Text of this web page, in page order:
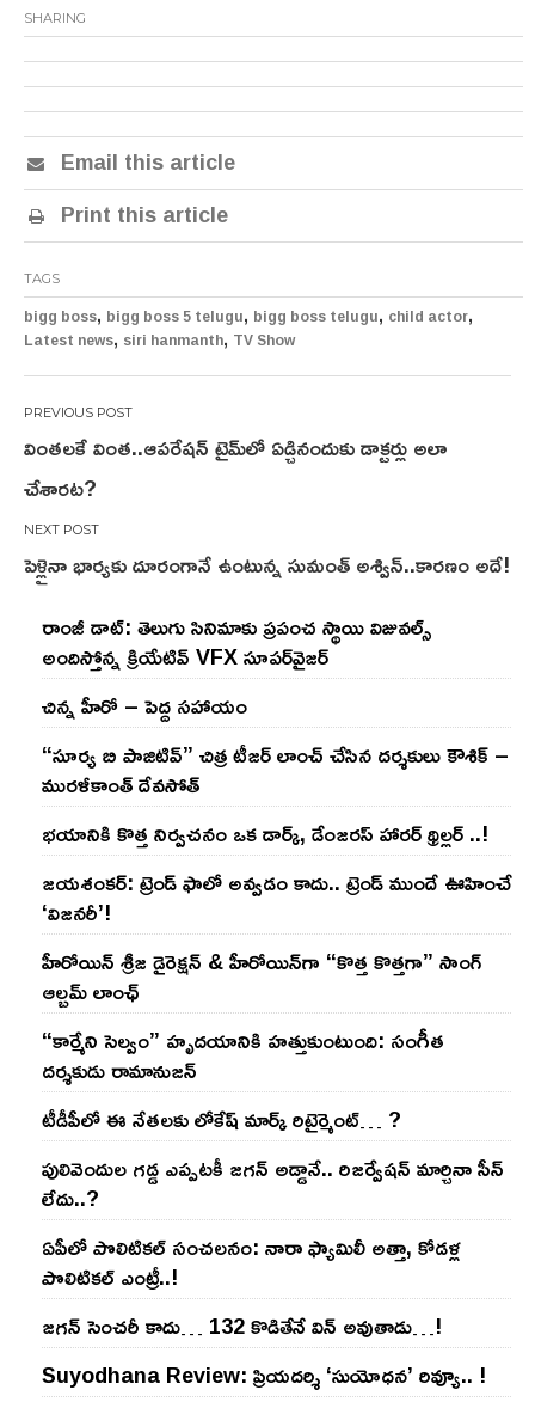
SHARING
Email this article
Print this article
TAGS
bigg boss, bigg boss 5 telugu, bigg boss telugu, child actor,
Latest news, siri hanmanth, TV Show
Post
navigation
వింతలకే వింత..ఆపరేషన్ టైమ్‌లో ఏడ్చినందుకు డాక్ట‌ర్లు అలా
చేశార‌ట‌?
పెళ్లైనా భార్య‌కు దూరంగానే ఉంటున్న సుమంత్ అశ్విన్..కార‌ణం అదే!
రాంజీ డాట్: తెలుగు సినిమాకు ప్రపంచ స్థాయి విజువల్స్
అందిస్తోన్న క్రియేటివ్ VFX సూపర్‌వైజర్
చిన్న హీరో – పెద్ద సహాయం
“సూర్య బి పాజిటివ్” చిత్ర టీజర్ లాంచ్ చేసిన‌ దర్శకులు కౌశిక్ –
మురళీకాంత్ దేవసోత్
భయానికి కొత్త నిర్వచనం ఒక డార్క్, డేంజరస్ హారర్ థ్రిల్లర్ ..!
జయశంకర్: ట్రెండ్‌ ఫాలో అవ్వడం కాదు.. ట్రెండ్‌ ముందే ఊహించే
‘విజనరీ’!
హీరోయిన్ శ్రీజ డైరెక్ష‌న్ & హీరోయిన్‌గా “కొత్త కొత్తగా” సాంగ్
ఆల్బమ్ లాంఛ్
“కార్మేని సెల్వం” హృదయానికి హత్తుకుంటుంది: సంగీత
దర్శకుడు రామానుజన్
టీడీపీలో ఈ నేత‌ల‌కు లోకేష్ మార్క్ రిటైర్మెంట్‌… ?
పులివెందుల గ‌డ్డ ఎప్ప‌ట‌కీ జ‌గ‌న్ అడ్డానే.. రిజ‌ర్వేష‌న్ మార్చినా సీన్
లేదు..?
ఏపీలో పొలిటిక‌ల్ సంచ‌ల‌నం: నారా ఫ్యామిలీ అత్తా, కోడ‌ళ్ల
పొలిటికల్ ఎంట్రీ..!
జ‌గ‌న్ సెంచ‌రీ కాదు… 132 కొడితేనే విన్ అవుతాడు…!
Suyodhana Review: ప్రియదర్శి ‘సుయోధన’ రివ్యూ.. !